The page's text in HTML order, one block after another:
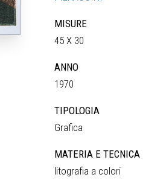
MISURE
45 X 30
ANNO
1970
TIPOLOGIA
Grafica
MATERIA E TECNICA
litografia a colori